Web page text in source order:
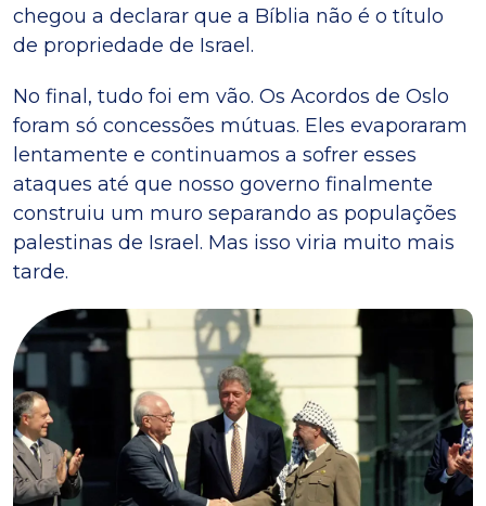
chegou a declarar que a Bíblia não é o título
de propriedade de Israel.
No final, tudo foi em vão. Os Acordos de Oslo
foram só concessões mútuas. Eles evaporaram
lentamente e continuamos a sofrer esses
ataques até que nosso governo finalmente
construiu um muro separando as populações
palestinas de Israel. Mas isso viria muito mais
tarde.